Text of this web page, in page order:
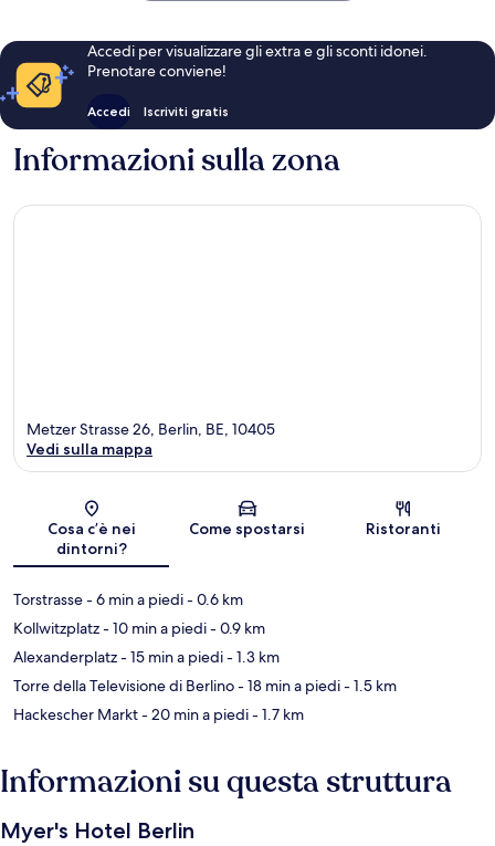
Accedi per visualizzare gli extra e gli sconti idonei.
Prenotare conviene!
Accedi Iscriviti gratis
Informazioni sulla zona
Mappa
Metzer Strasse 26, Berlin, BE, 10405
Vedi sulla mappa
Cosa c’è nei
dintorni?
Come spostarsi Ristoranti
Torstrasse- 6 min a piedi- 0.6 km
Kollwitzplatz- 10 min a piedi- 0.9 km
Alexanderplatz- 15 min a piedi- 1.3 km
Torre della Televisione di Berlino- 18 min a piedi- 1.5 km
Hackescher Markt- 20 min a piedi- 1.7 km
Informazioni su questa struttura
Myer's Hotel Berlin